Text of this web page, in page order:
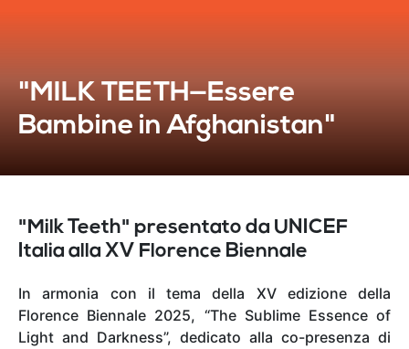
"MILK TEETH—Essere
Bambine in Afghanistan"
"Milk Teeth" presentato da UNICEF
Italia alla XV Florence Biennale
In armonia con il tema della XV edizione della
Florence Biennale 2025, “The Sublime Essence of
Light and Darkness”, dedicato alla co-presenza di